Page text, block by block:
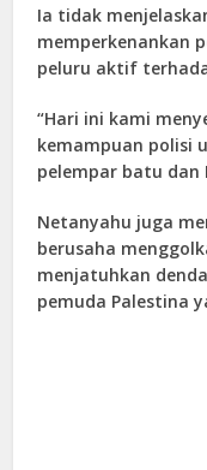
Ia tidak
memperkenankan
peluru aktif
“Hari ini kami
kemampuan polisi
pelempar batu dan
Netanyahu juga
berusaha
menjatuhkan
pemuda Palestina